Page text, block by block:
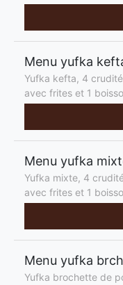
Menu yufka
Yufka kefta, 4
avec frites et 1
Menu yufka
Yufka mixte, 4
avec frites et 1
Menu yufka
Yufka brochette de